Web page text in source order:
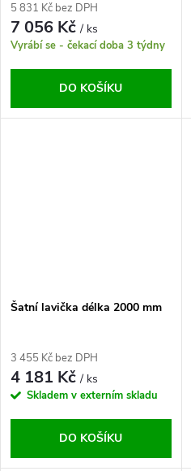
5 831 Kč bez DPH
7 056 Kč/ ks
Vyrábí se - čekací doba 3 týdny
DO KOŠÍKU
Šatní lavička délka 2000 mm
3 455 Kč bez DPH
4 181 Kč/ ks
Skladem v externím skladu
DO KOŠÍKU